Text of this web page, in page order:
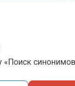
«Поиск